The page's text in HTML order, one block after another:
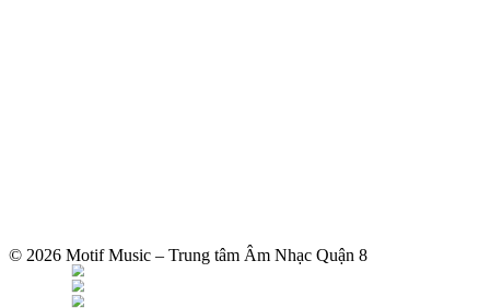
© 2026 Motif Music – Trung tâm Âm Nhạc Quận 8